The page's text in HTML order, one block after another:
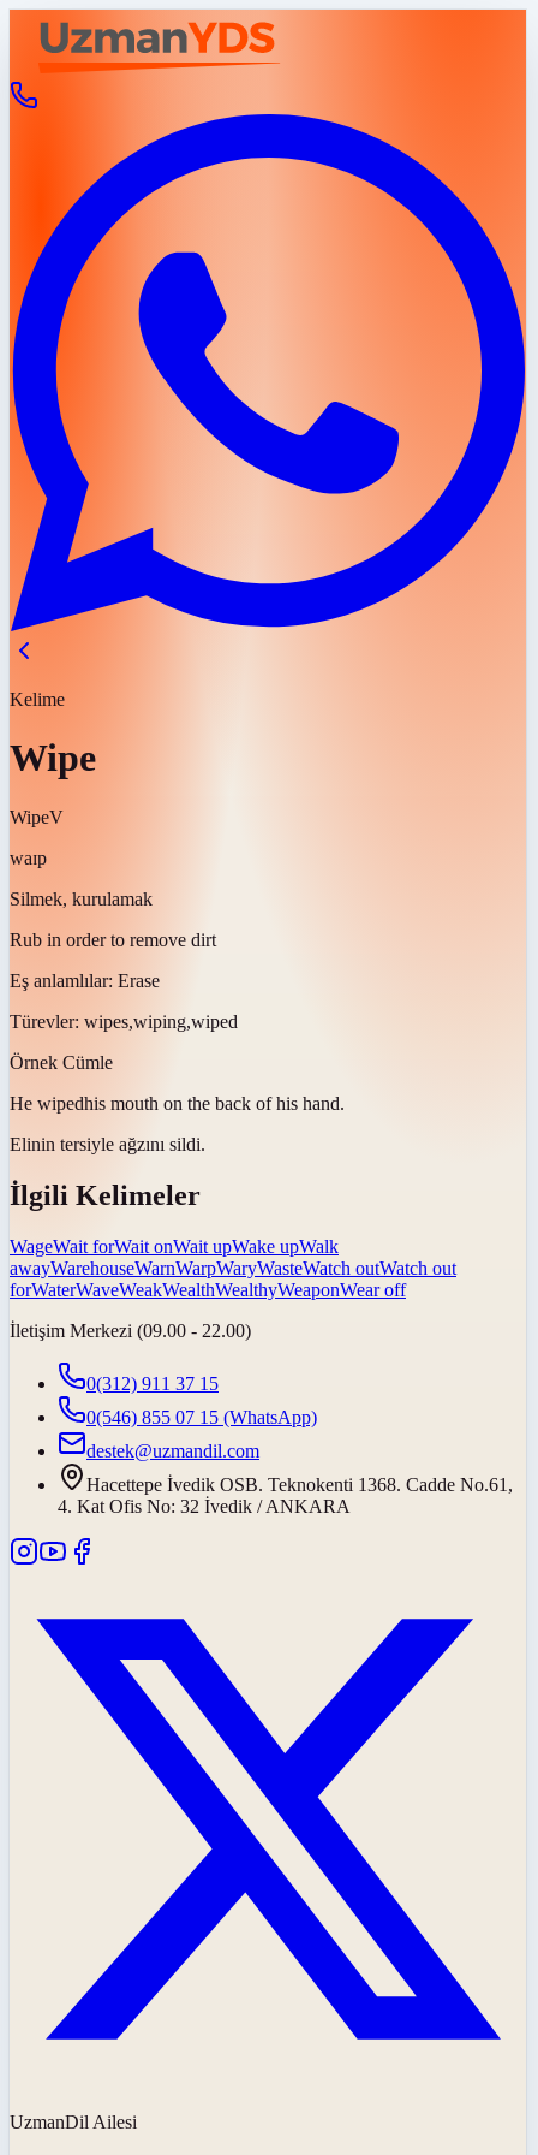
Kelime
Wipe
WipeV
waɪp
Silmek, kurulamak
Rub in order to remove dirt
Eş anlamlılar: Erase
Türevler: wipes,wiping,wiped
Örnek Cümle
He wipedhis mouth on the back of his hand.
Elinin tersiyle ağzını sildi.
İlgili Kelimeler
WageWait forWait onWait upWake upWalk
awayWarehouseWarnWarpWaryWasteWatch outWatch out
forWaterWaveWeakWealthWealthyWeaponWear off
İletişim Merkezi (09.00 - 22.00)
0(312) 911 37 15
0(546) 855 07 15 (WhatsApp)
destek@uzmandil.com
Hacettepe İvedik OSB. Teknokenti 1368. Cadde No.61,
4. Kat Ofis No: 32 İvedik / ANKARA
UzmanDil Ailesi